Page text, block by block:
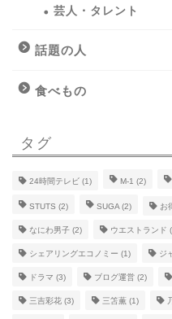
芸人・タレント
話題の人
食べもの
タグ
24時間テレビ (1) M-1 (2)
STUTS (2) SUGA (2) お
なにわ男子 (2) ウエストランド
シェアリングエコノミー (1) ジ
ドラマ (3) ブログ運営 (2)
三吉彩花 (3) 三笘薫 (1)